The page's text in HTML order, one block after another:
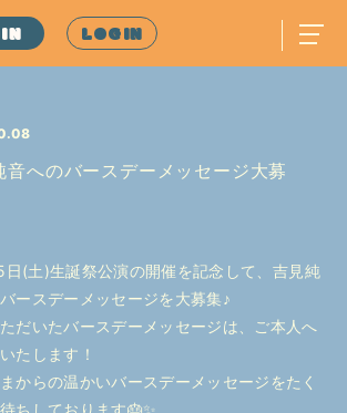
LOGIN
音へのバースデーメッセージ大募
日(土)生誕祭公演の開催を記念して、吉見純
ースデーメッセージを大募集♪
だいたバースデーメッセージは、ご本人へ
たします！
からの温かいバースデーメッセージをたく
ちしております🎂✨